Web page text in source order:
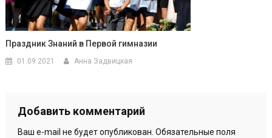
Праздник Знаний в Первой гимназии
01.09.2021 Анна Задвицкая
Добавить комментарий
Ваш e-mail не будет опубликован. Обязательные поля